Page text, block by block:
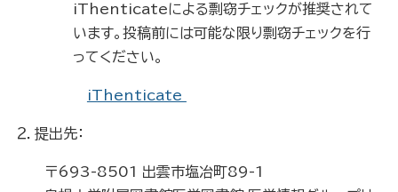
iThenticateによる剽窃チェックが推奨されて
います。投稿前には可能な限り剽窃チェックを行
ってください。
iThenticate
２．提出先：
〒693-8501 出雲市塩冶町89-1